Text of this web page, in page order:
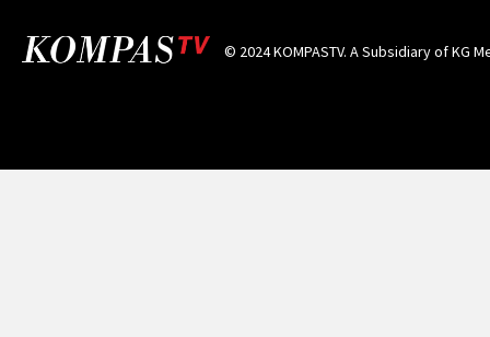
© 2024 KOMPASTV. A Subsidiary ofKG